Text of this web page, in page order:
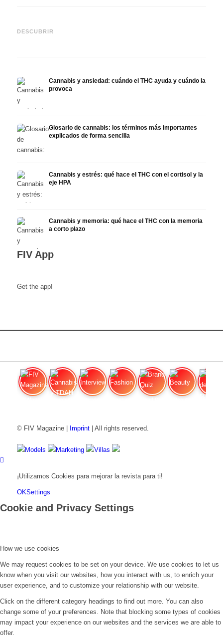
DESCUBRIR
Epidiolex y el estado actual
Cannabis y ansiedad: cuándo el THC ayuda y cuándo la
provoca
Glosario de cannabis: los términos más importantes
explicados de forma sencilla
Cannabis y estrés: qué hace el THC con el cortisol y la
eje HPA
Cannabis y memoria: qué hace el THC con la memoria
a corto plazo
FIV App
Get the app!
© FIV Magazine | Imprint| All rights reserved.
Models Marketing Villas
¡Utilizamos Cookies para mejorar la revista para ti!
OKSettings
Cookie and Privacy Settings
How we use cookies
We may request cookies to be set on your device. We use cookies to let us
know when you visit our websites, how you interact with us, to enrich your
user experience, and to customize your relationship with our website.
Click on the different category headings to find out more. You can also
change some of your preferences. Note that blocking some types of cookies
may impact your experience on our websites and the services we are able to
offer.